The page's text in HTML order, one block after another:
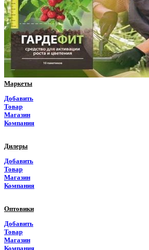
Пермский край
Приморский край
Псковская область
Ростовская область
Маркеты
Добавить
Товар
Магазин
Компания
Дилеры
Добавить
Товар
Магазин
Компания
Оптовики
Добавить
Товар
Магазин
Компания